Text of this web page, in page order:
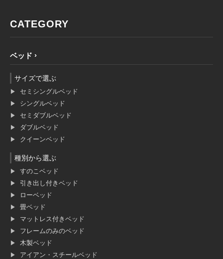
CATEGORY
ベッド
サイズで選ぶ
セミシングルベッド
シングルベッド
セミダブルベッド
ダブルベッド
クイーンベッド
種別から選ぶ
すのこベッド
引き出し付きベッド
ローベッド
畳ベッド
マットレス付きベッド
フレームのみのベッド
木製ベッド
アイアン・スチールベッド